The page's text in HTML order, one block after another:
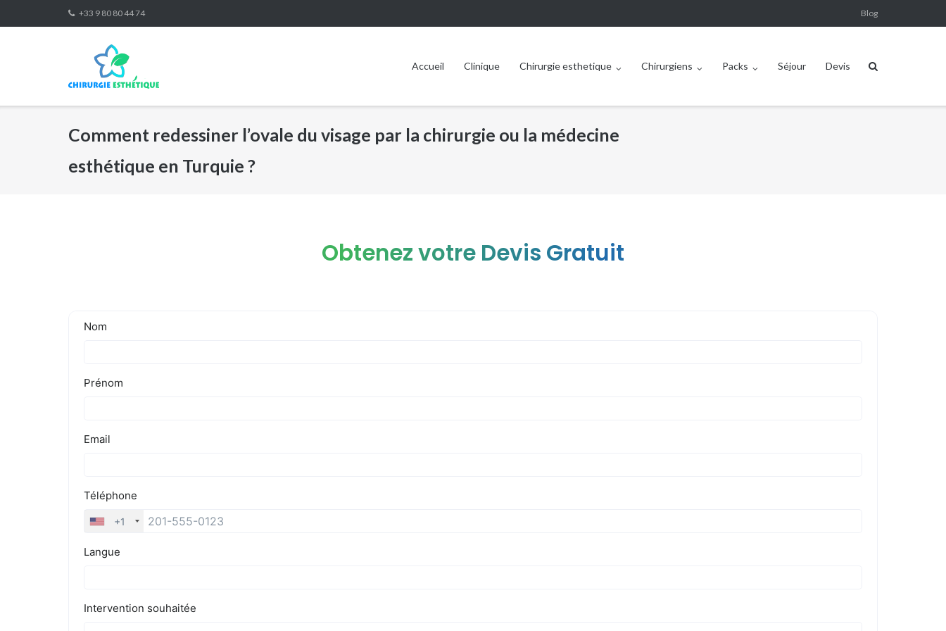
to
+33 9 80 80 44 74 Blog
Accueil Clinique Chirurgie esthetique Chirurgiens Packs Séjour Devis
Comment redessiner l’ovale du visage par la chirurgie ou la médecine
esthétique en Turquie ?
Obtenez votre Devis Gratuit